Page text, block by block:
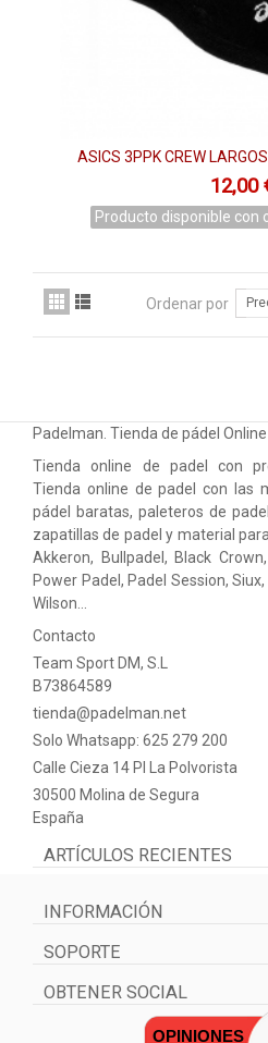
ASICS 3PPK CREW
12,00
Producto disponible con
Ordenar por
Padelman. Tienda de pádel Online
Tienda online de padel con
Tienda online de padel con las
pádel baratas, paleteros de
zapatillas de padel y material
Akkeron, Bullpadel, Black
Power Padel, Padel Session,
Wilson…
Contacto
Team Sport DM, S.L
B73864589
tienda@padelman.net
Solo Whatsapp: 625 279 200
Calle Cieza 14 PI La Polvorista
30500 Molina de Segura
España
ARTÍCULOS RECIENTES
INFORMACIÓN
SOPORTE
OBTENER SOCIAL
OPINIONES